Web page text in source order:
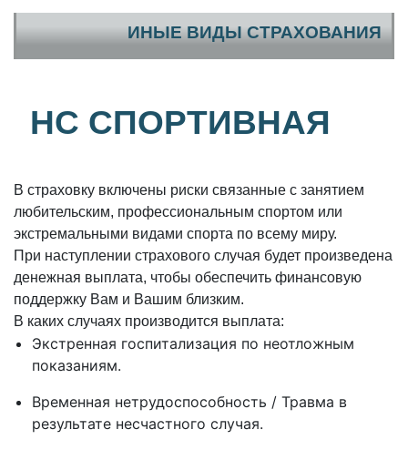
ИНЫЕ ВИДЫ СТРАХОВАНИЯ
НС СПОРТИВНАЯ
В страховку включены риски связанные с занятием
любительским, профессиональным спортом или
экстремальными видами спорта по всему миру.
При наступлении страхового случая будет произведена
денежная выплата, чтобы обеспечить финансовую
поддержку Вам и Вашим близким.
В каких случаях производится выплата:
Экстренная госпитализация по неотложным
показаниям.
Временная нетрудоспособность / Травма в
результате несчастного случая.